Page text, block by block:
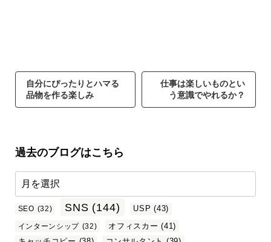
自分にぴったりとハマる
品物を作る楽しみ
仕事は楽しいものとい
う意識でやれるか？
過去のブログはこちら
SEO (32) SNS (144) USP (43)
インターンシップ (32) オフィスカー (41)